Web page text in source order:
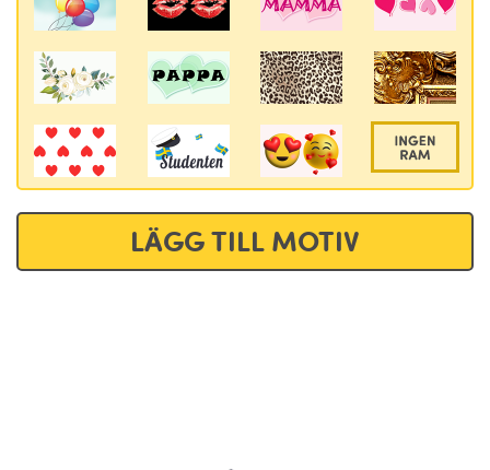
LÄGG TILL MOTIV